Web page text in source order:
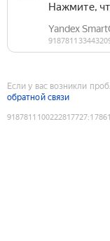
Если у вас возникли
обратной связи
9187811100222817727: